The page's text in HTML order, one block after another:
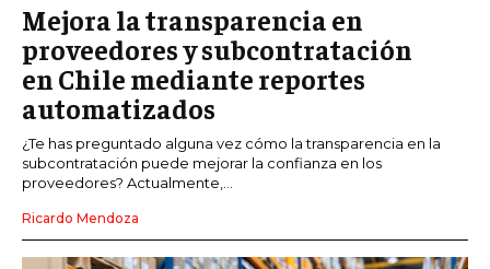
Mejora la transparencia en
proveedores y subcontratación
en Chile mediante reportes
automatizados
¿Te has preguntado alguna vez cómo la transparencia en la
subcontratación puede mejorar la confianza en los
proveedores? Actualmente,...
Ricardo Mendoza